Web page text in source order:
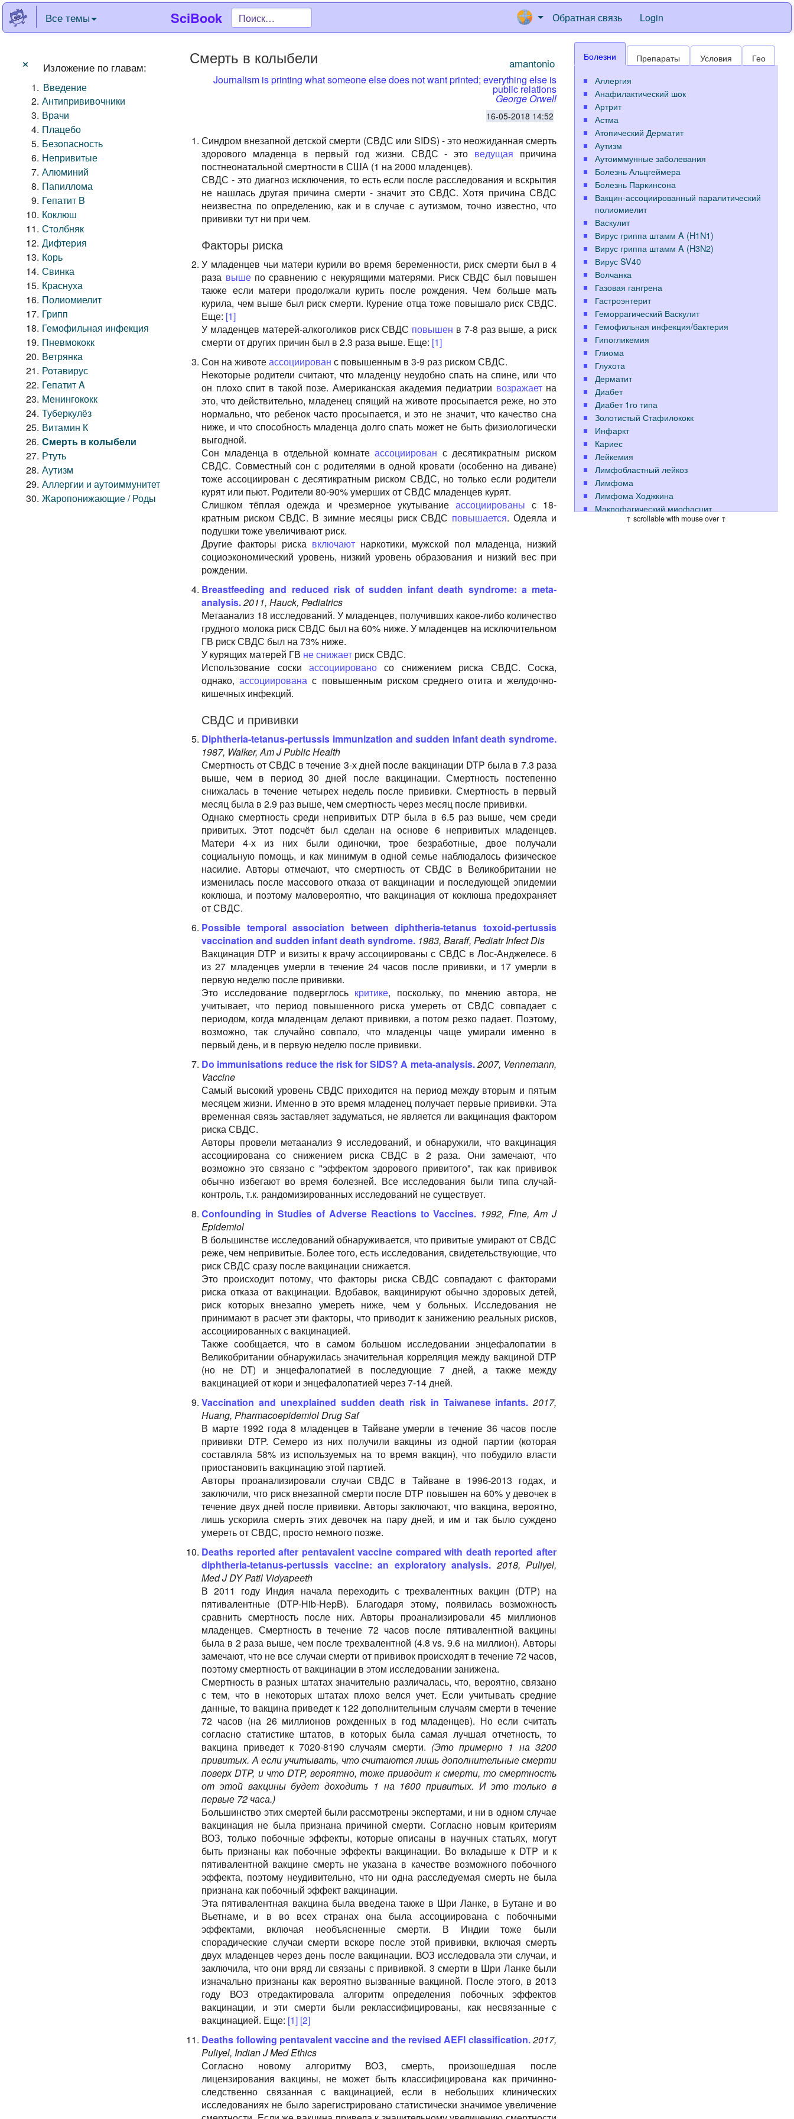
Все темы SciBook Обратная связь Login
× Изложение по главам:
Введение
Антипрививочники
Врачи
Плацебо
Безопасность
Непривитые
Алюминий
Папиллома
Гепатит B
Коклюш
Столбняк
Дифтерия
Корь
Свинка
Краснуха
Полиомиелит
Грипп
Гемофильная инфекция
Пневмококк
Ветрянка
Ротавирус
Гепатит A
Менингококк
Туберкулёз
Витамин К
Смерть в колыбели
Ртуть
Аутизм
Аллергии и аутоиммунитет
Жаропонижающие / Роды
Смерть в колыбели amantonio
Journalism is printing what someone else does not want printed; everything else is
public relations
George Orwell
16-05-2018 14:52
Синдром внезапной детской смерти (СВДС или SIDS) - это неожиданная смерть
здорового младенца в первый год жизни. СВДС - это ведущая причина
постнеонатальной смертности в США (1 на 2000 младенцев).
СВДС - это диагноз исключения, то есть если после расследования и вскрытия
не нашлась другая причина смерти - значит это СВДС. Хотя причина СВДС
неизвестна по определению, как и в случае с аутизмом, точно известно, что
прививки тут ни при чем.
Факторы риска
У младенцев чьи матери курили во время беременности, риск смерти был в 4
раза вышепо сравнению с некурящими матерями. Риск СВДС был повышен
также если матери продолжали курить после рождения. Чем больше мать
курила, чем выше был риск смерти. Курение отца тоже повышало риск СВДС.
Еще: [1]
У младенцев матерей-алкоголиков риск СВДС повышен в 7-8 раз выше, а риск
смерти от других причин был в 2.3 раза выше. Еще: [1]
Сон на животеассоциирован с повышенным в 3-9 раз риском СВДС.
Некоторые родители считают, что младенцу неудобно спать на спине, или что
он плохо спит в такой позе. Американская академия педиатрии возражаетна
это, что действительно, младенец спящий на животе просыпается реже, но это
нормально, что ребенок часто просыпается, и это не значит, что качество сна
ниже, и что способность младенца долго спать может не быть физиологически
выгодной.
Сон младенца в отдельной комнатеассоциирован с десятикратным риском
СВДС. Совместный сон с родителями в одной кровати (особенно на диване)
тоже ассоциирован с десятикратным риском СВДС, но только если родители
курят или пьют. Родители 80-90% умерших от СВДС младенцев курят.
Слишком тёплая одежда и чрезмерное укутывание ассоциированы с 18-
кратным риском СВДС. В зимние месяцы риск СВДС повышается. Одеяла и
подушки тоже увеличивают риск.
Другие факторы риска включаютнаркотики, мужской пол младенца, низкий
социоэкономический уровень, низкий уровень образования и низкий вес при
рождении.
Breastfeeding and reduced risk of sudden infant death syndrome: a meta-
analysis.2011, Hauck, Pediatrics
Метаанализ 18 исследований. У младенцев, получивших какое-либо количество
грудного молока риск СВДС был на 60% ниже. У младенцев на исключительном
ГВ риск СВДС был на 73% ниже.
У курящих матерей ГВ не снижает риск СВДС.
Использование соскиассоциировано со снижением риска СВДС. Соска,
однако,ассоциирована с повышенным риском среднего отита и желудочно-
кишечных инфекций.
СВДС и прививки
Diphtheria-tetanus-pertussis immunization and sudden infant death syndrome.
1987, Walker, Am J Public Health
Смертность от СВДС в течение 3-х дней после вакцинации DTP была в 7.3 раза
выше, чем в период 30 дней после вакцинации. Смертность постепенно
снижалась в течение четырех недель после прививки. Смертность в первый
месяц была в 2.9 раз выше, чем смертность через месяц после прививки.
Однако смертность среди непривитых DTP была в 6.5 раз выше, чем среди
привитых. Этот подсчёт был сделан на основе 6 непривитых младенцев.
Матери 4-х из них были одиночки, трое безработные, двое получали
социальную помощь, и как минимум в одной семье наблюдалось физическое
насилие. Авторы отмечают, что смертность от СВДС в Великобритании не
изменилась после массового отказа от вакцинации и последующей эпидемии
коклюша, и поэтому маловероятно, что вакцинация от коклюша предохраняет
от СВДС.
Possible temporal association between diphtheria-tetanus toxoid-pertussis
vaccination and sudden infant death syndrome. 1983, Baraff, Pediatr Infect Dis
Вакцинация DTP и визиты к врачу ассоциированы с СВДС в Лос-Анджелесе. 6
из 27 младенцев умерли в течение 24 часов после прививки, и 17 умерли в
первую неделю после прививки.
Это исследование подверглось критике, поскольку, по мнению автора, не
учитывает, что период повышенного риска умереть от СВДС совпадает с
периодом, когда младенцам делают прививки, а потом резко падает. Поэтому,
возможно, так случайно совпало, что младенцы чаще умирали именно в
первый день, и в первую неделю после прививки.
Do immunisations reduce the risk for SIDS? A meta-analysis.2007, Vennemann,
Vaccine
Самый высокий уровень СВДС приходится на период между вторым и пятым
месяцем жизни. Именно в это время младенец получает первые прививки. Эта
временная связь заставляет задуматься, не является ли вакцинация фактором
риска СВДС.
Авторы провели метаанализ 9 исследований, и обнаружили, что вакцинация
ассоциирована со снижением риска СВДС в 2 раза. Они замечают, что
возможно это связано с "эффектом здорового привитого", так как прививок
обычно избегают во время болезней. Все исследования были типа случай-
контроль, т.к. рандомизированных исследований не существует.
Confounding in Studies of Adverse Reactions to Vaccines. 1992, Fine, Am J
Epidemiol
В большинстве исследований обнаруживается, что привитые умирают от СВДС
реже, чем непривитые. Более того, есть исследования, свидетельствующие, что
риск СВДС сразу после вакцинации снижается.
Это происходит потому, что факторы риска СВДС совпадают с факторами
риска отказа от вакцинации. Вдобавок, вакцинируют обычно здоровых детей,
риск которых внезапно умереть ниже, чем у больных. Исследования не
принимают в расчет эти факторы, что приводит к занижению реальных рисков,
ассоциированных с вакцинацией.
Также сообщается, что в самом большом исследовании энцефалопатии в
Великобритании обнаружилась значительная корреляция между вакциной DTP
(но не DT) и энцефалопатией в последующие 7 дней, а также между
вакцинацией от кори и энцефалопатией через 7-14 дней.
Vaccination and unexplained sudden death risk in Taiwanese infants. 2017,
Huang, Pharmacoepidemiol Drug Saf
В марте 1992 года 8 младенцев в Тайване умерли в течение 36 часов после
прививки DTP. Семеро из них получили вакцины из одной партии (которая
составляла 58% из используемых на то время вакцин), что побудило власти
приостановить вакцинацию этой партией.
Авторы проанализировали случаи СВДС в Тайване в 1996-2013 годах, и
заключили, что риск внезапной смерти после DTP повышен на 60% у девочек в
течение двух дней после прививки. Авторы заключают, что вакцина, вероятно,
лишь ускорила смерть этих девочек на пару дней, и им и так было суждено
умереть от СВДС, просто немного позже.
Deaths reported after pentavalent vaccine compared with death reported after
diphtheria-tetanus-pertussis vaccine: an exploratory analysis. 2018, Puliyel,
Med J DY Patil Vidyapeeth
В 2011 году Индия начала переходить с трехвалентных вакцин (DTP) на
пятивалентные (DTP-Hib-HepB). Благодаря этому, появилась возможность
сравнить смертность после них. Авторы проанализировали 45 миллионов
младенцев. Смертность в течение 72 часов после пятивалентной вакцины
была в 2 раза выше, чем после трехвалентной (4.8 vs. 9.6 на миллион). Авторы
замечают, что не все случаи смерти от прививок происходят в течение 72 часов,
поэтому смертность от вакцинации в этом исследовании занижена.
Смертность в разных штатах значительно различалась, что, вероятно, связано
с тем, что в некоторых штатах плохо велся учет. Если учитывать средние
данные, то вакцина приведет к 122 дополнительным случаям смерти в течение
72 часов (на 26 миллионов рожденных в год младенцев). Но если считать
согласно статистике штатов, в которых была самая лучшая отчетность, то
вакцина приведет к 7020-8190 случаям смерти. (Это примерно 1 на 3200
привитых. А если учитывать, что считаются лишь дополнительные смерти
поверх DTP, и что DTP, вероятно, тоже приводит к смерти, то смертность
от этой вакцины будет доходить 1 на 1600 привитых. И это только в
первые 72 часа.)
Большинство этих смертей были рассмотрены экспертами, и ни в одном случае
вакцинация не была признана причиной смерти. Согласно новым критериям
ВОЗ, только побочные эффекты, которые описаны в научных статьях, могут
быть признаны как побочные эффекты вакцинации. Во вкладыше к DTP и к
пятивалентной вакцине смерть не указана в качестве возможного побочного
эффекта, поэтому неудивительно, что ни одна расследуемая смерть не была
признана как побочный эффект вакцинации.
Эта пятивалентная вакцина была введена также в Шри Ланке, в Бутане и во
Вьетнаме, и в во всех странах она была ассоциирована с побочными
эффектами, включая необъясненные смерти. В Индии тоже были
спорадические случаи смерти вскоре после этой прививки, включая смерть
двух младенцев через день после вакцинации. ВОЗ исследовала эти случаи, и
заключила, что они вряд ли связаны с прививкой. 3 смерти в Шри Ланке были
изначально признаны как вероятно вызванные вакциной. После этого, в 2013
году ВОЗ отредактировала алгоритм определения побочных эффектов
вакцинации, и эти смерти были реклассифицированы, как несвязанные с
вакцинацией. Еще: [1] [2]
Deaths following pentavalent vaccine and the revised AEFI classification.2017,
Puliyel, Indian J Med Ethics
Согласно новому алгоритму ВОЗ, смерть, произошедшая после
лицензирования вакцины, не может быть классифицирована как причинно-
следственно связанная с вакцинацией, если в небольших клинических
исследованиях не было зарегистрировано статистически значимое увеличение
Болезни Препараты Условия
Гео
Аллергия
Анафилактический шок
Артрит
Астма
Атопический Дерматит
Аутизм
Аутоиммунные заболевания
Болезнь Альцгеймера
Болезнь Паркинсона
Вакцин-ассоциированный паралитический
полиомиелит
Васкулит
Вирус гриппа штамм A (H1N1)
Вирус гриппа штамм A (H3N2)
Вирус SV40
Волчанка
Газовая гангрена
Гастроэнтерит
Геморрагический Васкулит
Гемофильная инфекция/бактерия
Гипогликемия
Глиома
Глухота
Дерматит
Диабет
Диабет 1го типа
Золотистый Стафилококк
Инфаркт
Кариес
Лейкемия
Лимфобластный лейкоз
Лимфома
Лимфома Ходжкина
Макрофагический миофасцит
Меланома↑ scrollable with mouse over ↑